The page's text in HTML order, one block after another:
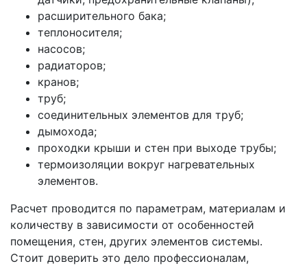
расширительного бака;
теплоносителя;
насосов;
радиаторов;
кранов;
труб;
соединительных элементов для труб;
дымохода;
проходки крыши и стен при выходе трубы;
термоизоляции вокруг нагревательных
элементов.
Расчет проводится по параметрам, материалам и
количеству в зависимости от особенностей
помещения, стен, других элементов системы.
Стоит доверить это дело профессионалам,